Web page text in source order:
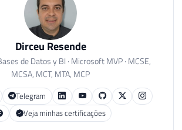
Dirceu Resende
de Datos y BI · Microsoft MVP · MCSE,
MCSA, MCT, MTA, MCP
Telegram
Veja minhas certificações